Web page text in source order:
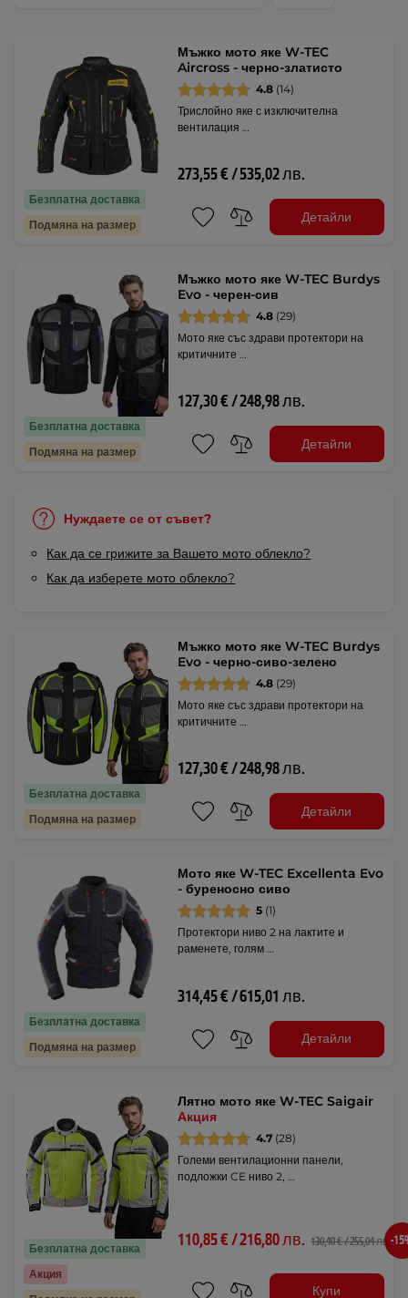
Безплатна доставка
Подмяна на размер
Мъжко мото яке W-TEC
Aircross - черно-златисто
4.8 (14)
Трислойно яке с изключителна
вентилация …
273,55 € / 535,02 лв.
Детайли
Безплатна доставка
Подмяна на размер
Мъжко мото яке W-TEC Burdys
Evo - черен-сив
4.8 (29)
Мото яке със здрави протектори на
критичните …
127,30 € / 248,98 лв.
Детайли
Нуждаете се от съвет?
Как да се грижите за Вашето мото облекло?
Как да изберете мото облекло?
Безплатна доставка
Подмяна на размер
Мъжко мото яке W-TEC Burdys
Evo - черно-сиво-зелено
4.8 (29)
Мото яке със здрави протектори на
критичните …
127,30 € / 248,98 лв.
Детайли
Безплатна доставка
Подмяна на размер
Мото яке W-TEC Excellenta Evo
- буреносно сиво
5 (1)
Протектори ниво 2 на лактите и
раменете, голям …
314,45 € / 615,01 лв.
Детайли
Безплатна доставка
Акция
Лятно мото яке W-TEC Saigair
Акция
4.7 (28)
Големи вентилационни панели,
подложки CE ниво 2, …
110,85 € / 216,80 лв. 130,40 € / 255,04 лв. -
Купи